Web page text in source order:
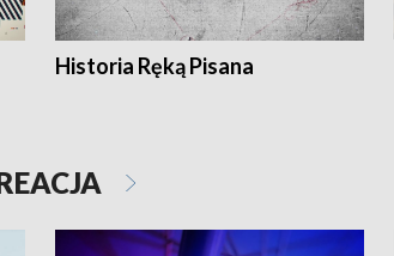
Historia Ręką Pisana